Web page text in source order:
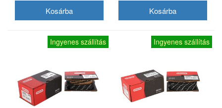
Ingyenes szállítás Ingyenes szállítás